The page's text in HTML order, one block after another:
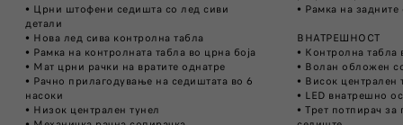
• Црни штофени седишта со лед сиви
детали
• Нова лед сива контролна табла ​
• Рамка на контролната табла во црна боја​
• Мат црни рачки на вратите однатре
• Рачно прилагодување на седиштата во 6
насоки​
• Низок централен тунел
• Рамка на задните
ВНАТРЕШНОСТ
• Контролна табла
• Волан обложен
• Висок централен
• LED внатрешно
• Трет потпирач за